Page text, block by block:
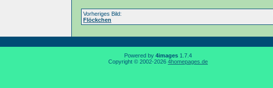
Vorheriges Bild:
Flöckchen
Powered by 4images 1.7.4
Copyright © 2002-2026 4homepages.de